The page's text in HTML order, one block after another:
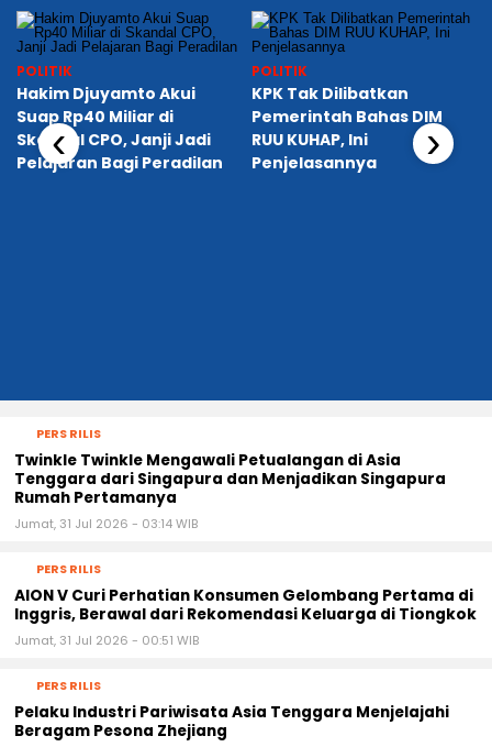
POLITIK
Hakim Djuyamto Akui
Suap Rp40 Miliar di
Skandal CPO, Janji Jadi
Pelajaran Bagi Peradilan
POLITIK
KPK Tak Dilibatkan
Pemerintah Bahas DIM
RUU KUHAP, Ini
Penjelasannya
‹ ›
PERS RILIS
Twinkle Twinkle Mengawali Petualangan di Asia
Tenggara dari Singapura dan Menjadikan Singapura
Rumah Pertamanya
Jumat, 31 Jul 2026 - 03:14 WIB
PERS RILIS
AION V Curi Perhatian Konsumen Gelombang Pertama di
Inggris, Berawal dari Rekomendasi Keluarga di Tiongkok
Jumat, 31 Jul 2026 - 00:51 WIB
PERS RILIS
Pelaku Industri Pariwisata Asia Tenggara Menjelajahi
Beragam Pesona Zhejiang